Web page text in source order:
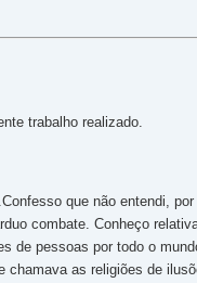
trabalho realizado.
que não entendi,
combate. Conheço
de pessoas por todo o
as religiões de